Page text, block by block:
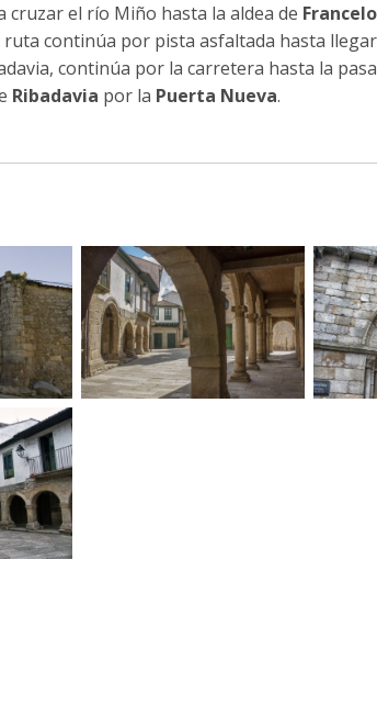
cruzar el río Miño hasta la aldea de
ruta continúa por pista asfaltada hasta
continúa por la carretera hasta la
Ribadavia por la Puerta Nueva.